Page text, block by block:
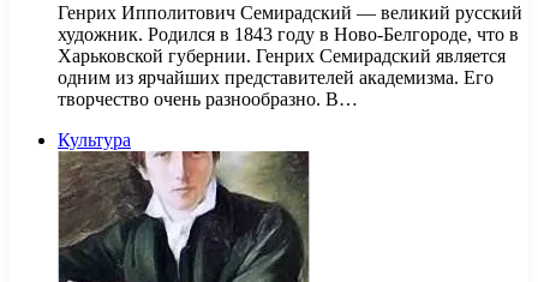
Генрих Ипполитович Семирадский — великий русский
художник. Родился в 1843 году в Ново-Белгороде, что в
Харьковской губернии. Генрих Семирадский является
одним из ярчайших представителей академизма. Его
творчество очень разнообразно. В…
Культура